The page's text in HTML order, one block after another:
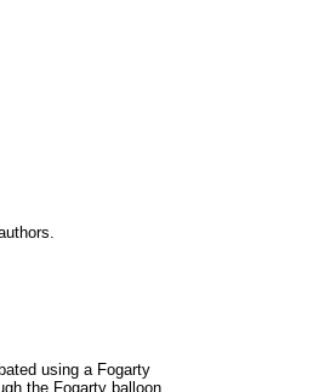
using a Fogarty
the Fogarty balloon,